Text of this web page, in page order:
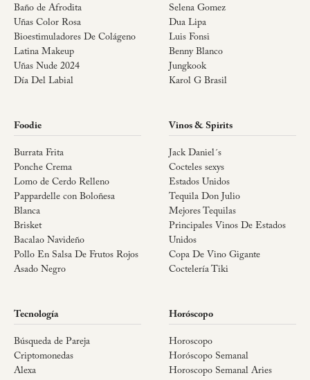
Baño de Afrodita
Uñas Color Rosa
Bioestimuladores De Colágeno
Latina Makeup
Uñas Nude 2024
Día Del Labial
Selena Gomez
Dua Lipa
Luis Fonsi
Benny Blanco
Jungkook
Karol G Brasil
Foodie
Burrata Frita
Ponche Crema
Lomo de Cerdo Relleno
Pappardelle con Boloñesa
Blanca
Brisket
Bacalao Navideño
Pollo En Salsa De Frutos Rojos
Asado Negro
Vinos & Spirits
Jack Daniel´s
Cocteles sexys
Estados Unidos
Tequila Don Julio
Mejores Tequilas
Principales Vinos De Estados
Unidos
Copa De Vino Gigante
Coctelería Tiki
Tecnología
Búsqueda de Pareja
Criptomonedas
Alexa
Horóscopo
Horoscopo
Horóscopo Semanal
Horoscopo Semanal Aries